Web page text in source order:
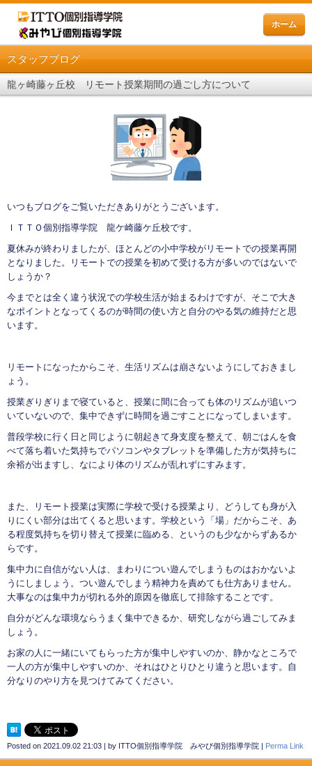
ホーム
スタッフブログ
龍ヶ崎藤ヶ丘校 リモート授業期間の過ごし方について
いつもブログをご覧いただきありがとうございます。
ＩＴＴＯ個別指導学院 龍ケ崎藤ケ丘校です。
夏休みが終わりましたが、ほとんどの小中学校がリモートでの授業再開
となりました。リモートでの授業を初めて受ける方が多いのではないで
しょうか？
今までとは全く違う状況での学校生活が始まるわけですが、そこで大き
なポイントとなってくるのが時間の使い方と自分のやる気の維持だと思
います。
リモートになったからこそ、生活リズムは崩さないようにしておきまし
ょう。
授業ぎりぎりまで寝ていると、授業に間に合っても体のリズムが追いつ
いていないので、集中できずに時間を過ごすことになってしまいます。
普段学校に行く日と同じように朝起きて身支度を整えて、朝ごはんを食
べて落ち着いた気持ちでパソコンやタブレットを準備した方が気持ちに
余裕が出ますし、なにより体のリズムが乱れずにすみます。
また、リモート授業は実際に学校で受ける授業より、どうしても身が入
りにくい部分は出てくると思います。学校という「場」だからこそ、あ
る程度気持ちを切り替えて授業に臨める、というのも少なからずあるか
らです。
集中力に自信がない人は、まわりについ遊んでしまうものはおかないよ
うにしましょう。つい遊んでしまう精神力を責めても仕方ありません。
大事なのは集中力が切れる外的原因を徹底して排除することです。
自分がどんな環境ならうまく集中できるか、研究しながら過ごしてみま
しょう。
お家の人に一緒にいてもらった方が集中しやすいのか、静かなところで
一人の方が集中しやすいのか、それはひとりひとり違うと思います。自
分なりのやり方を見つけてみてください。
Posted on 2021.09.02 21:03 | by ITTO個別指導学院 みやび個別指導学院 | Perma Link